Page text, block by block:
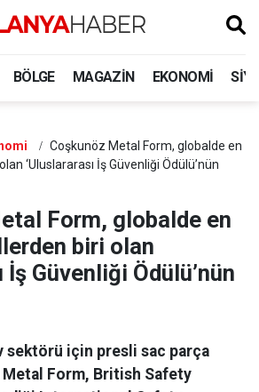
BÖLGE MAGAZIN EKONOMI
Coşkunöz Metal Form, globalde en
‘Uluslararası İş Güvenliği Ödülü’nün
Form, globalde en
biri olan
İş Güvenliği Ödülü’nün
sektörü için presli sac parça
Form, British Safety